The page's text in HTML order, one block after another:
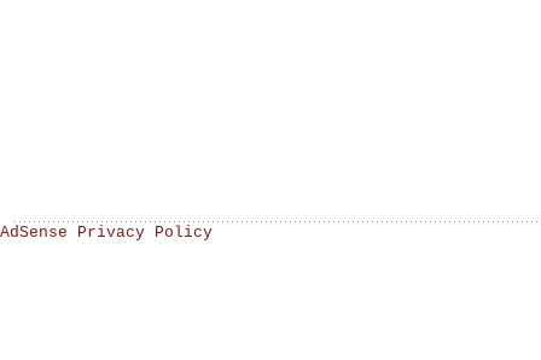
AdSense Privacy Policy